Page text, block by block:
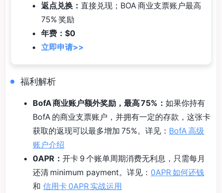
返点兑换： 直接兑现；BOA 商业支票账户最高
75% 奖励
年费：$0
立即申请>>
福利解析
BofA 商业账户额外奖励，最高 75%： 如果你持有
BofA 的商业支票账户，并拥有一定的存款，这张卡
获取的返现可以最多增加 75%。详见： BofA 高级
账户介绍
0APR： 开卡 9 个账单周期消费无利息，只需每月
还清 minimum payment。详见： 0APR 如何还钱
和 信用卡 0APR 实战运用